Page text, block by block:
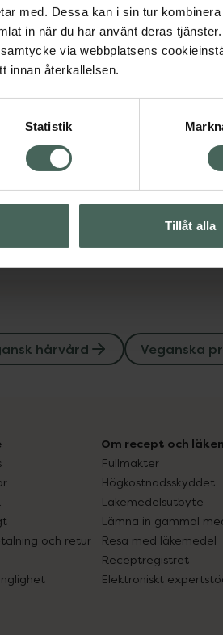
med. Dessa kan i sin tur
in när du har använt deras
via webbplatsens
innan återkallelsen.
Statistik
Tillåt alla
4.4 av 5 i omdöme
Ida Warg Beauty Silver
Hair Mask
Vårdande inpackning med
violetta pigment 300 ml
124 kr
Tidigare pris:
båda för:
kr
hårvård Veganska
och retur
Om recept och
Fullmakter
Högkostnadsskyddet
Läkemedelsutbyte
Lämna in gammal
Resa med läkemedel
Receptregistret
Elektroniskt